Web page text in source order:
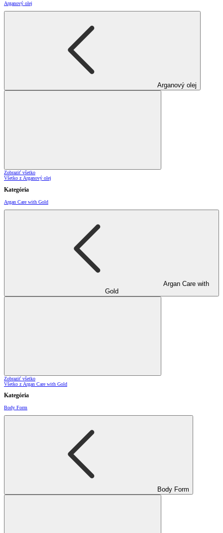
Arganový olej
Arganový olej
Zobraziť všetko
Všetko z Arganový olej
Kategória
Argan Care with Gold
Argan Care with
Gold
Zobraziť všetko
Všetko z Argan Care with Gold
Kategória
Body Form
Body Form